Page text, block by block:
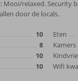
Mooi/relaxed. Security
door de locals.
10
8
10
10
Eten
Kamers
Wifi